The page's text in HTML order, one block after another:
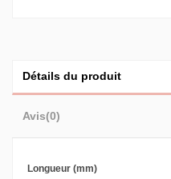
Détails du produit
Avis(0)
Longueur (mm)